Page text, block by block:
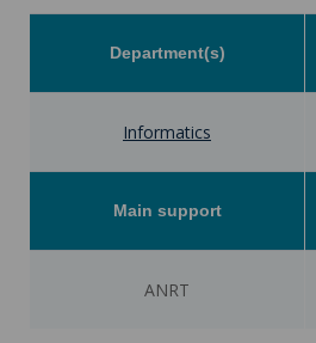
Department(s)
Informatics
Main support
ANRT